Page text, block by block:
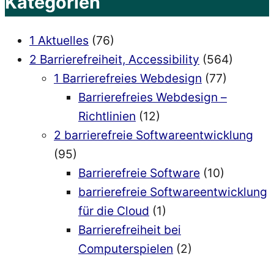
1 Aktuelles (76)
2 Barrierefreiheit, Accessibility (564)
1 Barrierefreies Webdesign (77)
Barrierefreies Webdesign –
Richtlinien (12)
2 barrierefreie Softwareentwicklung
(95)
Barrierefreie Software (10)
barrierefreie Softwareentwicklung
für die Cloud (1)
Barrierefreiheit bei
Computerspielen (2)